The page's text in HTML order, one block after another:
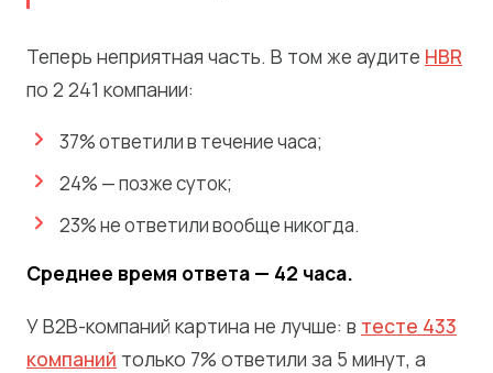
Теперь неприятная часть. В том же аудите HBR
по 2 241 компании:
37% ответили в течение часа;
24% — позже суток;
23% не ответили вообще никогда.
Среднее время ответа — 42 часа.
У B2B-компаний картина не лучше: в тесте 433
компаний только 7% ответили за 5 минут, а